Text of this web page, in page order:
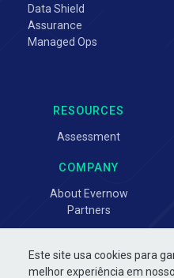
Este site usa cookies para
melhor experiência em
Data Shield
Assurance
Managed Ops
RESOURCES
Assessment
COMPANY
About Evernow
Partners